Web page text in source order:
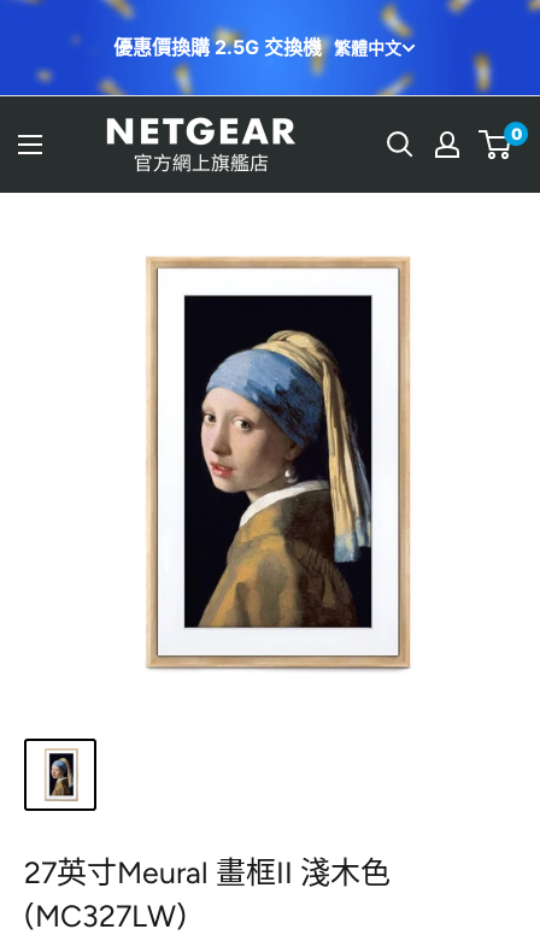
Orbi 免費上門安裝服務📣幫你輕鬆設定
繁體中文
NETGEAR
Store
(HK)
0
27英寸Meural 畫框II 淺木色
(MC327LW)